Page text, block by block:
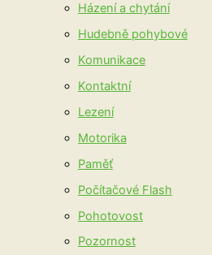
Házení a chytání
Hudebně pohybové
Komunikace
Kontaktní
Lezení
Motorika
Paměť
Počítačové Flash
Pohotovost
Pozornost